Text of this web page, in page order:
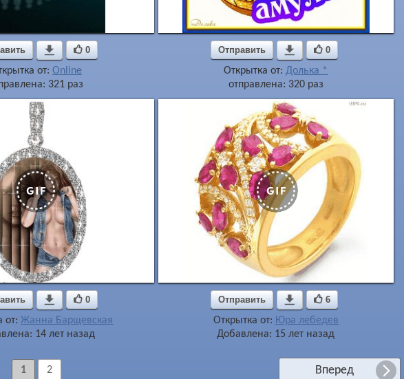
 0
от: Online
321 раз
Отправить  0
Открытка от:Долька *
отправлена: 320 раз
 0
от:Жанна Барщевская
14 лет назад
Отправить  6
Открытка от: Юра лебедев
Добавлена: 15 лет назад
Вперед
1 2